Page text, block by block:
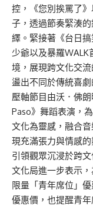
控，《您別挨罵了
子，透過節奏緊湊
繹。緊接著《台日
少爺以及暴羅
境，展現跨文化交
盪出不同於傳統喜劇
壓軸節目由沃．佛
Paso》舞蹈表演，
文化為靈感，融合
現充滿張力與情感
引領觀眾沉浸於跨
文化局進一步表示
限量「青年席位」
優惠價，也提醒青